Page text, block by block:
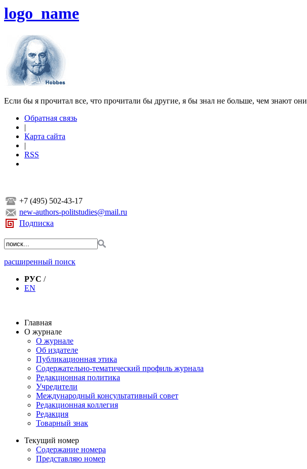
logo_name
Если бы я прочитал все, что прочитали бы другие, я бы знал не больше, чем знают они
Обратная связь
|
Карта сайта
|
RSS
+7 (495) 502-43-17
new-authors-politstudies@mail.ru
Подписка
расширенный поиск
РУС /
EN
Главная
О журнале
О журнале
Об издателе
Публикационная этика
Содержательно-тематический профиль журнала
Редакционная политика
Учредители
Международный консультативный совет
Редакционная коллегия
Редакция
Товарный знак
Текущий номер
Содержание номера
Представляю номер